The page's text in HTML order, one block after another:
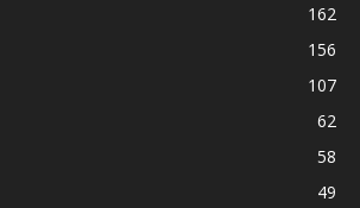
162
156
107
62
58
49